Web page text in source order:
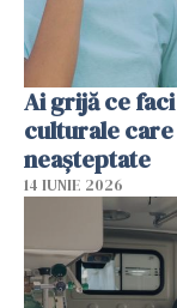
Ai grijă ce
culturale
neașteptate
14 IUNIE 2026